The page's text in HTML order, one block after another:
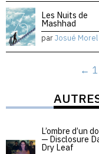
Les Nuits de
Mashhad
parJosué Morel
← 1
L’ombre d’un
— Disclosure
Dry Leaf